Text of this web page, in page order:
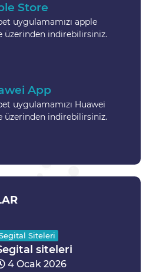
Store
uygulamamızı apple
üzerinden indirebilirsiniz.
App
uygulamamızı Huawei
üzerinden indirebilirsiniz.
Siteleri
siteleri
4 Ocak 2026